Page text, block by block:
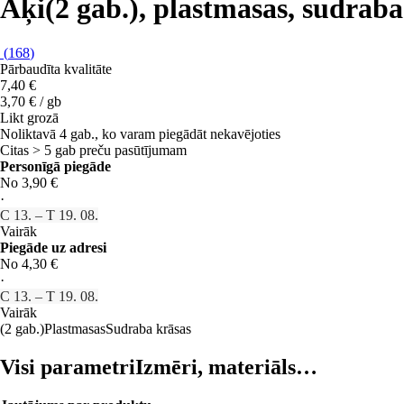
Āķi(2 gab.), plastmasas,
(168)
Pārbaudīta kvalitāte
7,40 €
3,70 € / gb
Likt grozā
Noliktavā 4 gab., ko varam piegādāt nekavējoties
Citas > 5 gab preču pasūtījumam
Personīgā piegāde
No 3,90 €
·
C 13. – T 19. 08.
Vairāk
Piegāde uz adresi
No 4,30 €
·
C 13. – T 19. 08.
Vairāk
(2 gab.)PlastmasasSudraba krāsas
Visi parametriIzmēri, materiāls…